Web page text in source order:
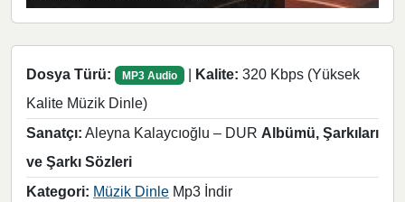
Dosya Türü: MP3 Audio | Kalite: 320 Kbps (Yüksek
Kalite Müzik Dinle)
Sanatçı: Aleyna Kalaycıoğlu – DUR Albümü, Şarkıları
ve Şarkı Sözleri
Kategori: Müzik Dinle Mp3 İndir